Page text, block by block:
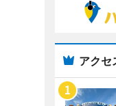
アクセ